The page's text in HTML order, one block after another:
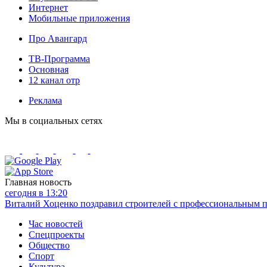
Интернет
Мобильные приложения
Про Авангард
ТВ-Программа
Основная
12 канал отр
Реклама
Мы в социальных сетях
Главная новость
сегодня в 13:20
Виталий Хоценко поздравил строителей с профессиональным
Час новостей
Спецпроекты
Общество
Спорт